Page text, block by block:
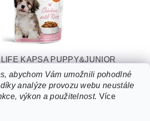
KAPSA PUPPY&JUNIOR
abychom Vám umožnili pohodlné
analýze provozu webu neustále
výkon a použitelnost. Více